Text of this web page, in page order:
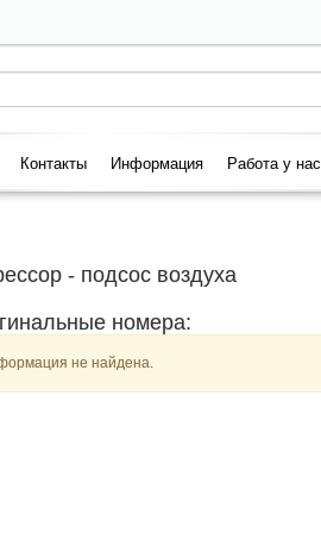
Контакты Информация Работа у нас
- подсос воздуха
номера:
не найдена.